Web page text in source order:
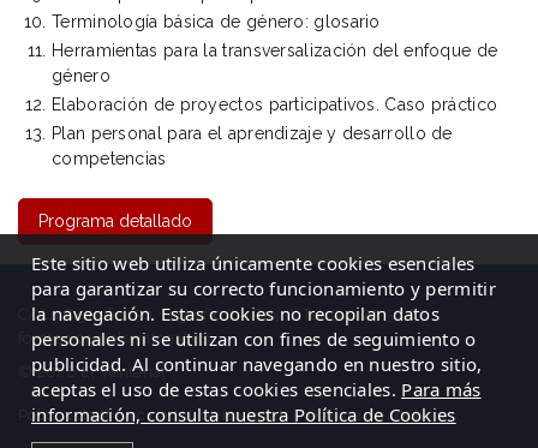
Terminología básica de género: glosario
Herramientas para la transversalización del enfoque de
género
Elaboración de proyectos participativos. Caso práctico
Plan personal para el aprendizaje y desarrollo de
competencias
Programa detallado
C/ La Cigüeña, 50, Logroño (La Rioja)| Tel: 941 23 59 65
formacion@elventanal.es
© 2026 El Ventanal
Política de Privacidad | Aviso legal | Política de cookies
Este sitio web utiliza únicamente cookies esenciales
para garantizar su correcto funcionamiento y permitir
la navegación. Estas cookies no recopilan datos
personales ni se utilizan con fines de seguimiento o
publicidad. Al continuar navegando en nuestro sitio,
aceptas el uso de estas cookies esenciales. Para más
información, consulta nuestra Política de Cookies